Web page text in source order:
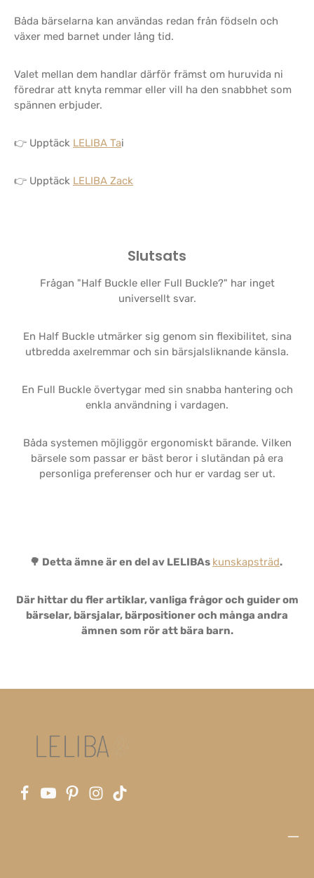
Båda bärselarna kan användas redan från födseln och
växer med barnet under lång tid.
Valet mellan dem handlar därför främst om huruvida ni
föredrar att knyta remmar eller vill ha den snabbhet som
spännen erbjuder.
👉 Upptäck LELIBA Tai
👉 Upptäck LELIBA Zack
Slutsats
Frågan "Half Buckle eller Full Buckle?" har inget
universellt svar.
En Half Buckle utmärker sig genom sin flexibilitet, sina
utbredda axelremmar och sin bärsjalsliknande känsla.
En Full Buckle övertygar med sin snabba hantering och
enkla användning i vardagen.
Båda systemen möjliggör ergonomiskt bärande. Vilken
bärsele som passar er bäst beror i slutändan på era
personliga preferenser och hur er vardag ser ut.
🌳 Detta ämne är en del av LELIBAs kunskapsträd.
Där hittar du fler artiklar, vanliga frågor och guider om
bärselar, bärsjalar, bärpositioner och många andra
ämnen som rör att bära barn.